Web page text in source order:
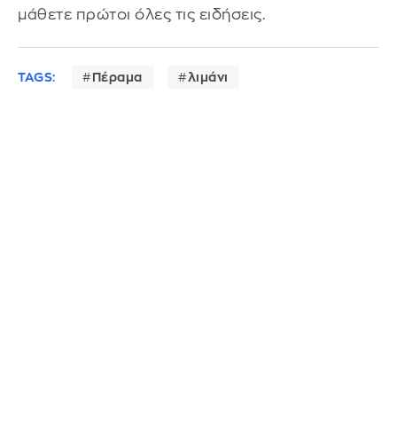
μάθετε πρώτοι όλες τις ειδήσεις.
TAGS: Πέραμα λιμάνι